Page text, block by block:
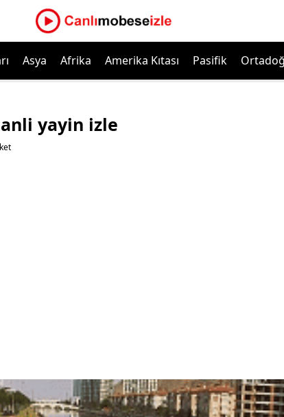
Asya Afrika Amerika Kıtası Pasifik
yayin izle